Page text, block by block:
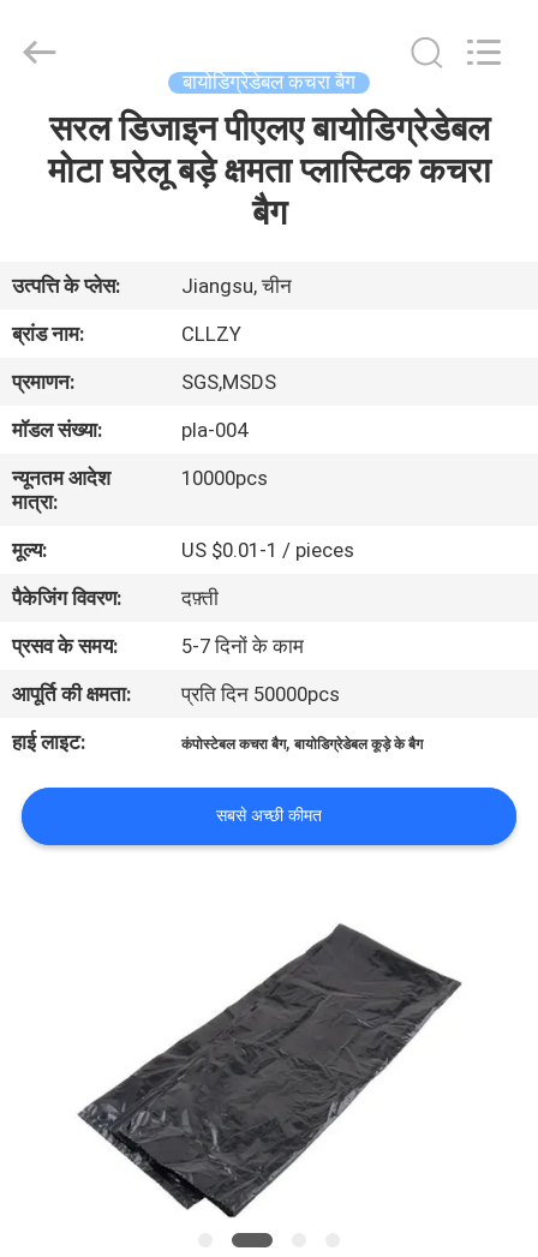
हमारे
बारे
में
कारखाने
का
गुणवत्ता
नियंत्रण
समाचार
उद्धरण
मांगें
Materials
Reserved.
बायोडिग्रेडेबल कचरा बैग
सरल डिजाइन पीएलए बायोडिग्रेडेबल
मोटा घरेलू बड़े क्षमता प्लास्टिक कचरा
बैग
उत्पत्ति के प्लेस:
Jiangsu, चीन
ब्रांड नाम:
CLLZY
प्रमाणन:
SGS,MSDS
मॉडल संख्या:
pla-004
न्यूनतम आदेश
मात्रा:
10000pcs
मूल्य:
US $0.01-1 / pieces
पैकेजिंग विवरण:
दफ़्ती
प्रसव के समय:
5-7 दिनों के काम
आपूर्ति की क्षमता:
प्रति दिन 50000pcs
हाई लाइट:
कंपोस्टेबल कचरा बैग,बायोडिग्रेडेबल कूड़े के बैग
सबसे अच्छी कीमत